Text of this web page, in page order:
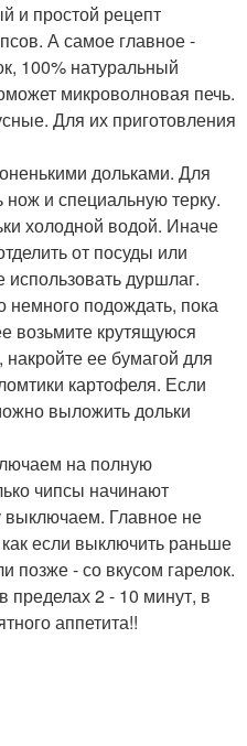
и простой рецепт
А самое главное -
100% натуральный
микроволновая печь.
Для их приготовления
дольками. Для
и специальную терку.
холодной водой. Иначе
от посуды или
дуршлаг.
подождать, пока
возьмите крутящуюся
накройте ее бумагой для
картофеля. Если
выложить дольки
на полную
чипсы начинают
выключаем. Главное не
если выключить раньше
позже - со вкусом гарелок.
пределах 2 - 10 минут, в
аппетита!!